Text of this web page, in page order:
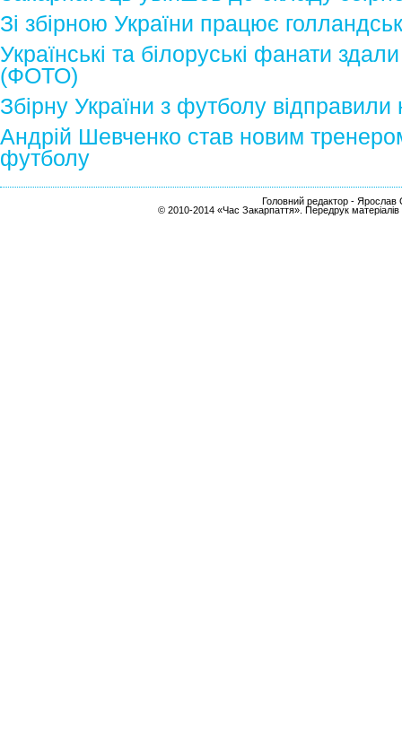
Зі збірною України працює
Українські та білоруські фанати
(ФОТО)
Збірну України з футболу
Андрій Шевченко став новим
футболу
Головний редактор - Ярослав
© 2010-2014 «Час Закарпаття». Передрук